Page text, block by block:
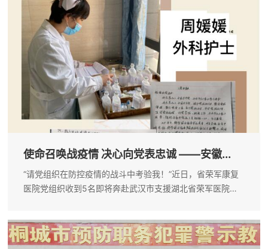
使命召唤战疫情 决心向党表忠诚 ——安徽...
“请党组织在防控疫情的战斗中考验我！”近日，省荣军康复
医院党组织收到5名即将奔赴武汉市支援湖北省荣军医院抗
护士周媛媛第一时间响应，踊跃...